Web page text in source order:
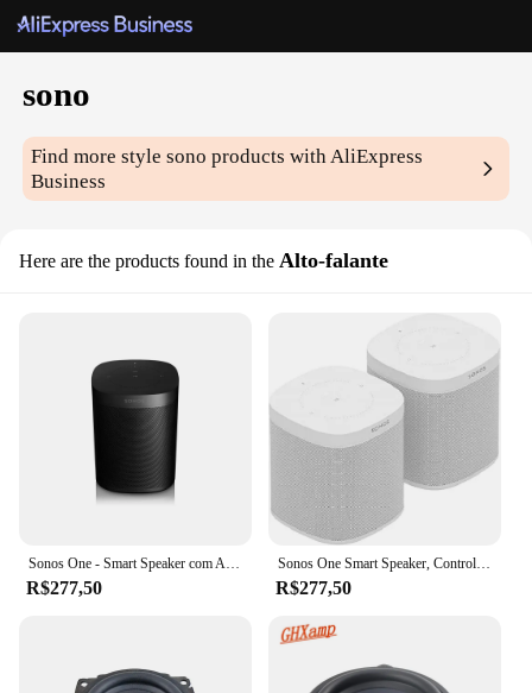
sono
Find more stylesono products with AliExpress
Business
Here are the products found in the Alto-falante
Sonos One - Smart Speaker com Alexa, Controle de Voz, Bulk Novo
R$277,50
Sonos One Smart Speaker, Controle De Voz, Fornecedor Autorizado
R$277,50